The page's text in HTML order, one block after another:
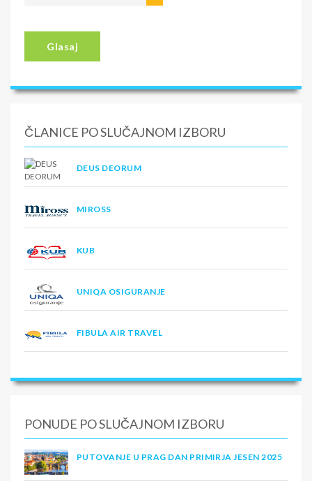
Glasaj
ČLANICE PO SLUČAJNOM IZBORU
DEUS DEORUM
MIROSS
KUB
UNIQA OSIGURANJE
FIBULA AIR TRAVEL
PONUDE PO SLUČAJNOM IZBORU
PUTOVANJE U PRAG DAN PRIMIRJA JESEN 2025